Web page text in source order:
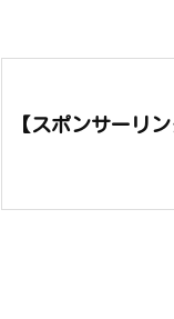
【スポンサーリン